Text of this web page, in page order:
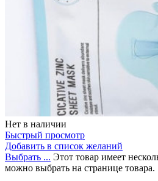
Нет в наличии
Быстрый просмотр
Добавить в список желаний
Выбрать ... Этот товар имеет
можно выбрать на странице товара.